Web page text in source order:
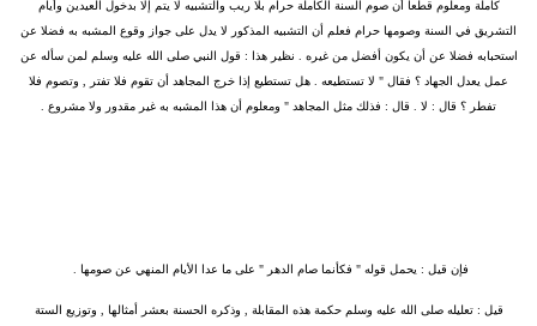
كاملة ومعلوم قطعا أن صوم السنة الكاملة حرام بلا ريب والتشبيه لا يتم إلا بدخول العيدين وأيام
التشريق في السنة وصومها حرام فعلم أن التشبيه المذكور لا يدل على جواز وقوع المشبه به فضلا عن
استحبابه فضلا عن أن يكون أفضل من غيره . نظير هذا : قول النبي صلى الله عليه وسلم لمن سأله عن
عمل يعدل الجهاد ؟ فقال " لا تستطيعه . هل تستطيع إذا خرج المجاهد أن تقوم فلا تفتر , وتصوم فلا
تفطر ؟ قال : لا . قال : فذلك مثل المجاهد " ومعلوم أن هذا المشبه به غير مقدور ولا مشروع .
فإن قيل : يحمل قوله " فكأنما صام الدهر " على ما عدا الأيام المنهي عن صومها . ‏
‏قيل : تعليله صلى الله عليه وسلم حكمة هذه المقابلة , وذكره الحسنة بعشر أمثالها , وتوزيع الستة